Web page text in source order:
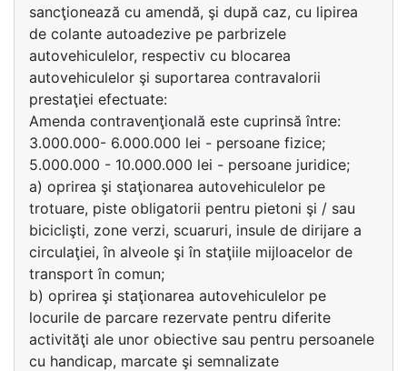
sancţionează cu amendă, şi după caz, cu lipirea
de colante autoadezive pe parbrizele
autovehiculelor, respectiv cu blocarea
autovehiculelor şi suportarea contravalorii
prestaţiei efectuate:
Amenda contravenţională este cuprinsă între:
3.000.000- 6.000.000 lei - persoane fizice;
5.000.000 - 10.000.000 lei - persoane juridice;
a) oprirea şi staţionarea autovehiculelor pe
trotuare, piste obligatorii pentru pietoni şi / sau
biciclişti, zone verzi, scuaruri, insule de dirijare a
circulaţiei, în alveole şi în staţiile mijloacelor de
transport în comun;
b) oprirea şi staţionarea autovehiculelor pe
locurile de parcare rezervate pentru diferite
activităţi ale unor obiective sau pentru persoanele
cu handicap, marcate şi semnalizate